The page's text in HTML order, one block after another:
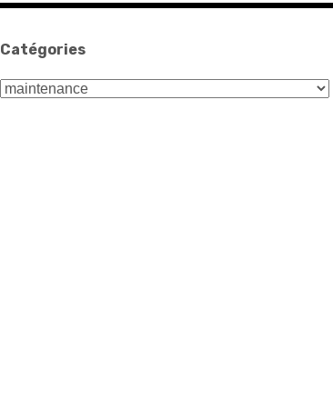
Catégories
Catégories